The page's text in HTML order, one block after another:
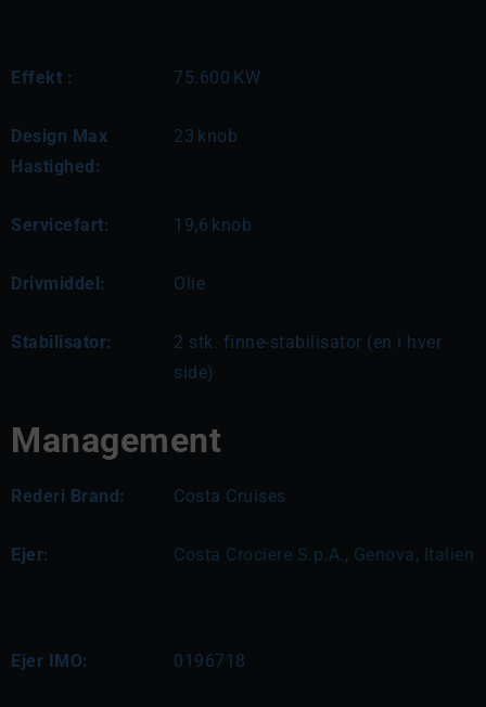
Effekt : 75.600 KW
Design Max
Hastighed:
23 knob
Servicefart: 19,6 knob
Drivmiddel: Olie
Stabilisator:
2 stk. finne-stabilisator (en i hver
side)
Management
Rederi Brand: Costa Cruises
Ejer: Costa Crociere S.p.A., Genova, Italien
Ejer IMO: 0196718